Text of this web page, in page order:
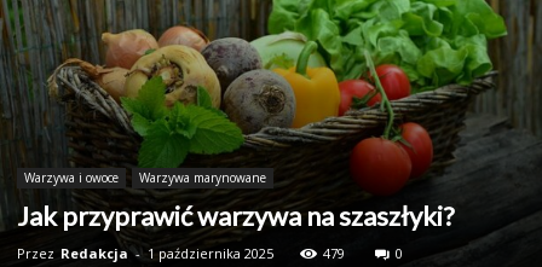
Warzywa i owoce Warzywa marynowane
Jak przyprawić warzywa na szaszłyki?
Przez Redakcja - 1 października 2025 479 0